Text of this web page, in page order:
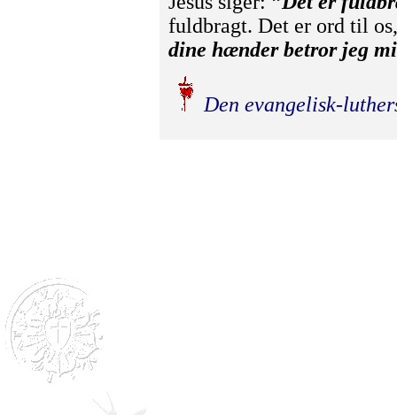
fuldbragt. Det er ord til
dine hænder betror jeg
Den evangelisk-